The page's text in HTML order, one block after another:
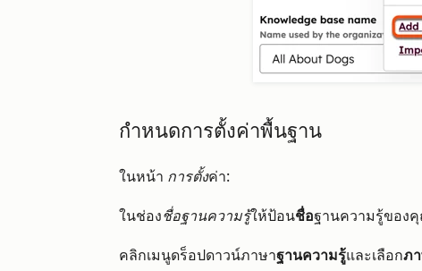
กำหนดการตั้งค่าพื้นฐาน
ในหน้า การตั้งค่า:
ในช่องชื่อฐานความรู้ให้ป้อนชื่อฐานความรู้ของคุ
คลิกเมนูดร็อปดาวน์ภาษาฐานความรู้และเลือกภ